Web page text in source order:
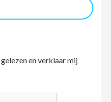
gelezen en verklaar mij